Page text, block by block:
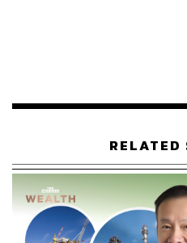
การคลังจึงไม่สามารถใช้เสียง
อย่างไรก็ตาม ตนได้กำชับให้
อย่างเต็มที่ และขอให้มีการเป
ปัญหาออกจากคณะกรรมการชุ
รักษาความโปร่งใส
RELATED